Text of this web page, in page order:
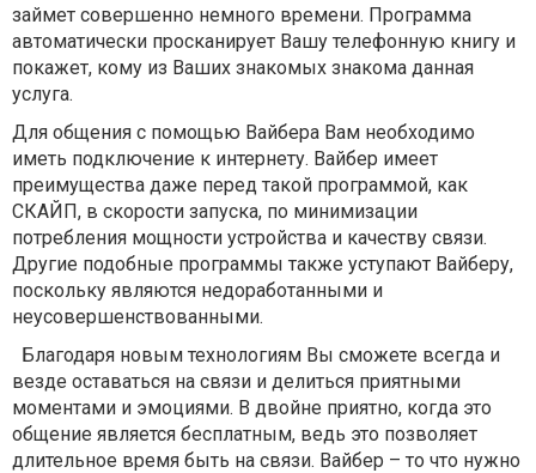
займет совершенно немного времени. Программа
автоматически просканирует Вашу телефонную книгу и
покажет, кому из Ваших знакомых знакома данная
услуга.
Для общения с помощью Вайбера Вам необходимо
иметь подключение к интернету. Вайбер имеет
преимущества даже перед такой программой, как
СКАЙП, в скорости запуска, по минимизации
потребления мощности устройства и качеству связи.
Другие подобные программы также уступают Вайберу,
поскольку являются недоработанными и
неусовершенствованными.
Благодаря новым технологиям Вы сможете всегда и
везде оставаться на связи и делиться приятными
моментами и эмоциями. В двойне приятно, когда это
общение является бесплатным, ведь это позволяет
длительное время быть на связи. Вайбер – то что нужно